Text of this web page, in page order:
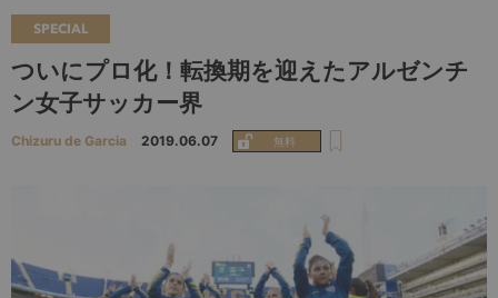
SPECIAL
ついにプロ化！転換期を迎えたアルゼンチ
ン女子サッカー界
Chizuru de Garcia 2019.06.07